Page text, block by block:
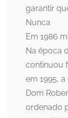
garantir
Nunca
Em 1986
Na época
continuou
em 1995,
Dom
ordenado